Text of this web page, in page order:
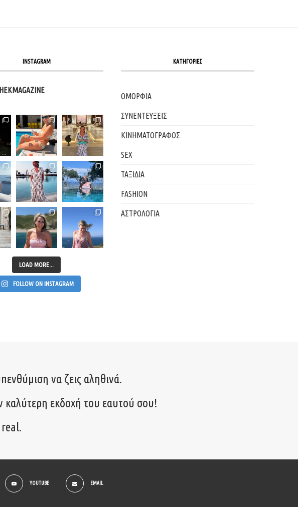
INSTAGRAM
LOAD MORE...
FOLLOW ON INSTAGRAM
ΚΑΤΗΓΟΡΙΕΣ
ΟΜΟΡΦΙΑ
ΣΥΝΕΝΤΕΥΞΕΙΣ
ΚΙΝΗΜΑΤΟΓΡΑΦΟΣ
SEX
ΤΑΞΙΔΙΑ
FASHION
ΑΣΤΡΟΛΟΓΙΑ
να ζεις αληθινά.
εκδοχή του εαυτού σου!
YOUTUBE EMAIL